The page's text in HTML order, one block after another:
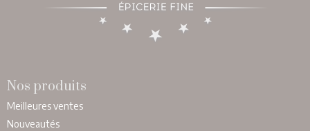
Nos produits
Meilleures ventes
Nouveautés